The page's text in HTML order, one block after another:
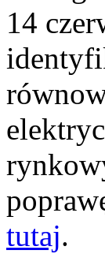
14
tutaj.